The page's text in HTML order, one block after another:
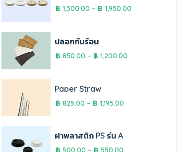
฿ 1,300.00 – ฿ 1,950.00
ปลอกกันร้อน
฿ 850.00 – ฿ 1,200.00
Paper Straw
฿ 825.00 – ฿ 1,195.00
ฝาพลาสติก PS รุ่น A